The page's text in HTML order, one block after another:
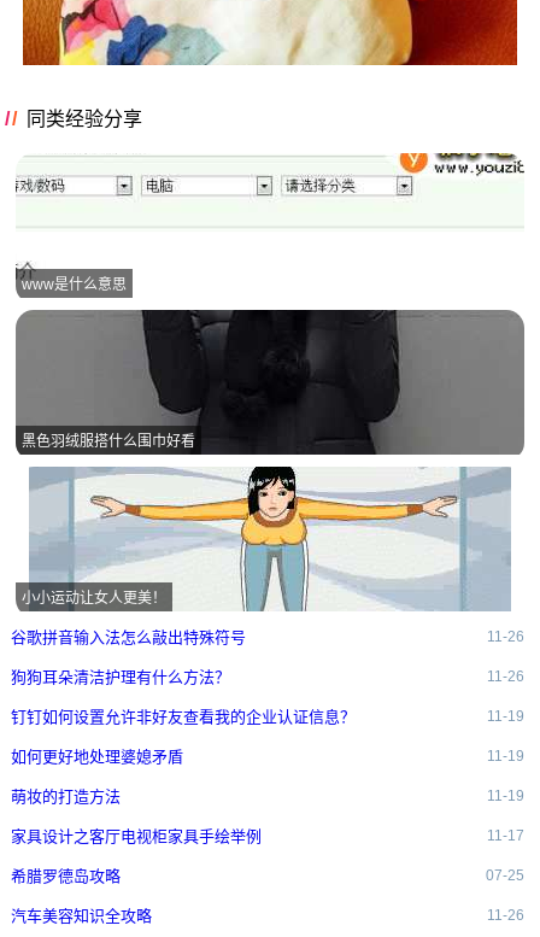
同类经验分享
www是什么意思
黑色羽绒服搭什么围巾好看
小小运动让女人更美！
谷歌拼音输入法怎么敲出特殊符号 11-26
狗狗耳朵清洁护理有什么方法？ 11-26
钉钉如何设置允许非好友查看我的企业认证信息？ 11-19
如何更好地处理婆媳矛盾 11-19
萌妆的打造方法 11-19
家具设计之客厅电视柜家具手绘举例 11-17
希腊罗德岛攻略 07-25
汽车美容知识全攻略 11-26